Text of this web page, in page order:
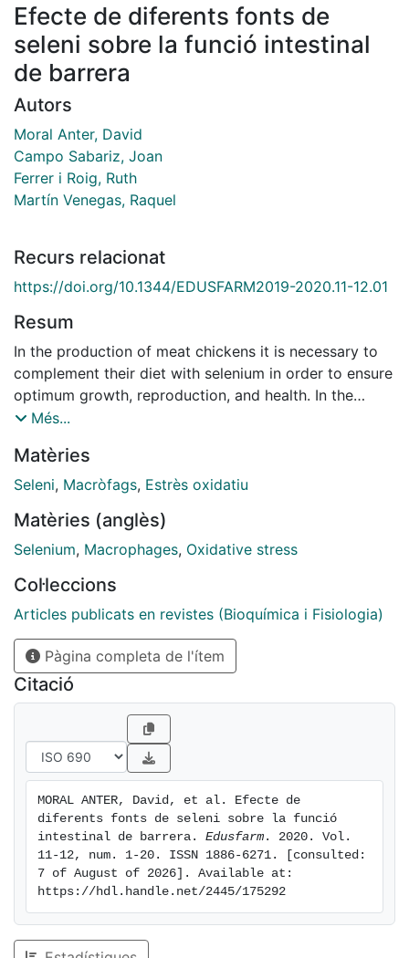
Efecte de diferents fonts de
seleni sobre la funció intestinal
de barrera
Autors
Moral Anter, David
Campo Sabariz, Joan
Ferrer i Roig, Ruth
Martín Venegas, Raquel
Recurs relacionat
https://doi.org/10.1344/EDUSFARM2019-2020.11-12.01
Resum
In the production of meat chickens it is necessary to
complement their diet with selenium in order to ensure
optimum growth, reproduction, and health. In the
intestine, the main function of selenium is the synthesis
peroxidase (GSH-Px) and selenoprotein P1 (SEPP1),
which are involved in redox balance. The overall
new organic selenium source compared to an
inorganic source in a Caco-2 intestinal cell model. The
resulted in an increase in GSH-Px activity, SEPP1
protein expression, and GSH-Px2 genetic expression,
as well as a protective effect against hydrogen
peroxide. Therefore, it can be concluded that this
organic source modifies the activity and expression of
different selenoproteins that exert a protector role
against oxidative stress, and thus it could be
considered a good dietary supplement for the poultry.
Keywords: Caco-2, selenoproteins, oxidative stress.
Més...
Matèries
Seleni, Macròfags, Estrès oxidatiu
Matèries (anglès)
Selenium, Macrophages, Oxidative stress
Col·leccions
Articles publicats en revistes (Bioquímica i Fisiologia)
Pàgina completa de l'ítem
Citació
MORAL ANTER, David, et al. Efecte de
diferents fonts de seleni sobre la funció
intestinal de barrera. Edusfarm . 2020. Vol.
11-12, num. 1-20. ISSN 1886-6271. [consulted:
7 of August of 2026]. Available at:
https://hdl.handle.net/2445/175292